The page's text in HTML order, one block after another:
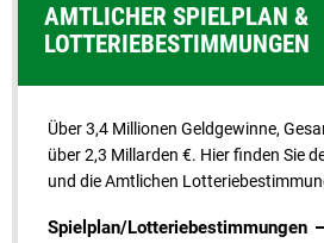
AMTLICHER SPIELPLAN &
LOTTERIEBESTIMMUNGEN
Über 3,4 Millionen Geldgewinne,
über 2,3 Millarden €. Hier finden Sie
und die Amtlichen
Spielplan/Lotteriebestimmungen